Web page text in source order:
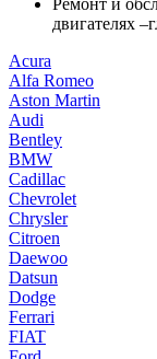
Ремонт и
двигателях
Acura
Alfa Romeo
Aston Martin
Audi
Bentley
BMW
Cadillac
Chevrolet
Chrysler
Citroen
Daewoo
Datsun
Dodge
Ferrari
FIAT